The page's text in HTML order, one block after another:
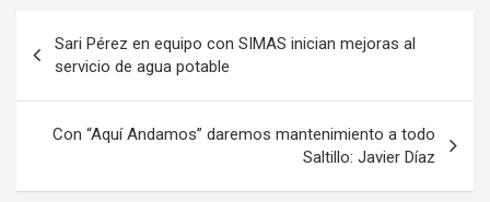
de
entradas
Sari Pérez en equipo con SIMAS inician mejoras al
servicio de agua potable
Con “Aquí Andamos” daremos mantenimiento a todo
Saltillo: Javier Díaz